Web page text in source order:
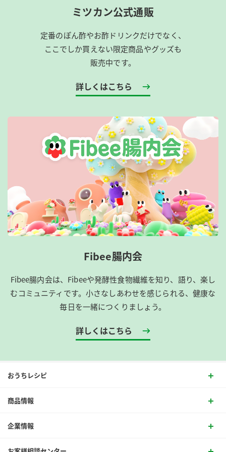
ミツカン公式通販
定番のぽん酢やお酢ドリンクだけでなく、
ここでしか買えない限定商品やグッズも
販売中です。
詳しくはこちら
Fibee腸内会
Fibee腸内会は、​Fibeeや発酵性食物繊維を知り、語り、楽し
むコミュニティです。​小さなしあわせを感じられる、健康な
毎日を一緒につくりましょう。
詳しくはこちら
おうちレシピ
商品情報
企業情報